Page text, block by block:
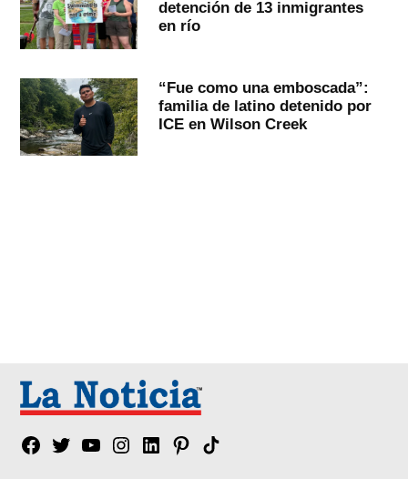
detención de 13 inmigrantes
en río
“Fue como una emboscada”:
familia de latino detenido por
ICE en Wilson Creek
Facebook
TwitterYouTubeInstagram
LinkedinPinterest
Tik